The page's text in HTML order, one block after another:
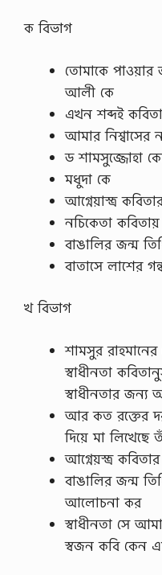
ক বিভাগ
তোমাকে পাওয়ার
আলী কে
এখন শব্দই
আমার নিশ্বাসের
ড শামসুজ্জোহা
মধুদা কে
আগ্নেয়াস্ত্র
নচিকেতা
বাঙালির জন্ম
বাতাসে লাশের
খ বিভাগ
শামসুর
স্বাধীনতা
স্বাধীনতার জন্য
আর কত রক্তের
দিয়ে মা লিখেছে
আগ্নেয়স্ত্র
বাঙালির জন্ম
আলোচনা কর
স্বাধীনতা সে
স্বজন কবি কেন